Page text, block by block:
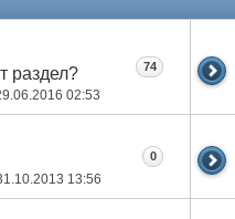
раздел?
02:53
74
13:56
0